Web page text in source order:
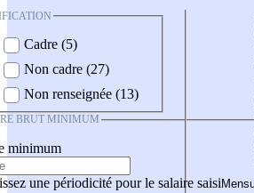
Cadre (5)
Non cadre (27)
Non renseignée (13)
BRUT MINIMUM
minimum
une périodicité pour le salaire saisi